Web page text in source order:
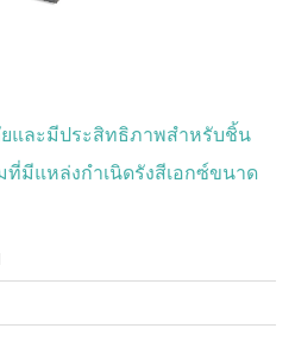
ยและมีประสิทธิภาพสำหรับชิ้น
ที่มีแหล่งกำเนิดรังสีเอกซ์ขนาด